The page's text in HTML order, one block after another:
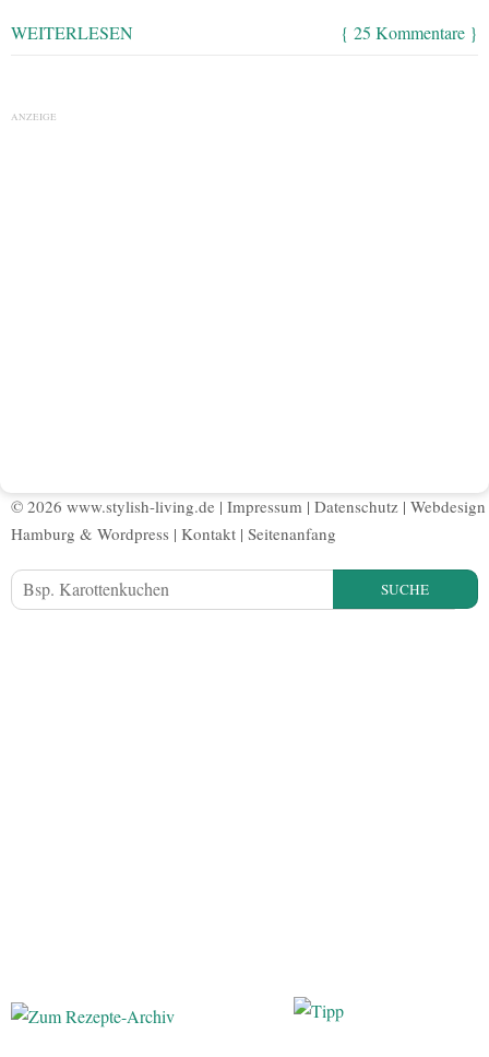
WEITERLESEN { 25 Kommentare }
ANZEIGE
© 2026 www.stylish-living.de | Impressum | Datenschutz | Webdesign
Hamburg & Wordpress | Kontakt | Seitenanfang
SUCHE